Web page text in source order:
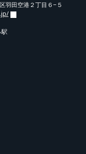
ります。
となっております。
隣同士のお席にならない可能
羽田空港２丁目６−５